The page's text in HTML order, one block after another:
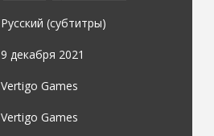
Русский (субтитры)
9 декабря 2021
Vertigo Games
Vertigo Games